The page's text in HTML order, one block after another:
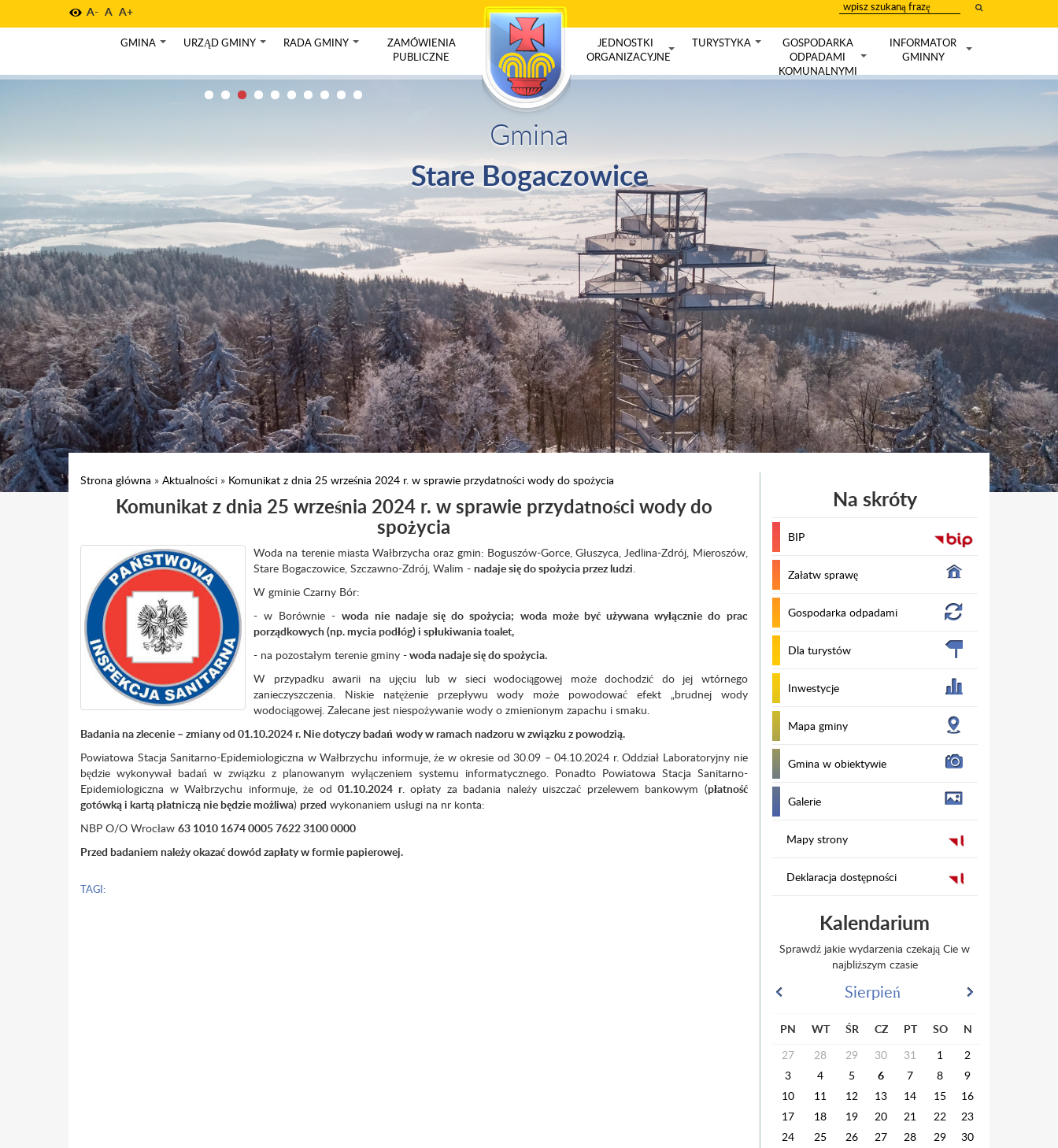
A- A A+
wpisz
szukany
tekst
GMINA URZĄD GMINY RADA GMINY
ZAMÓWIENIA
PUBLICZNE
JEDNOSTKI
ORGANIZACYJNE
TURYSTYKA
GOSPODARKA
ODPADAMI
KOMUNALNYMI
INFORMATOR
GMINNY
Gmina
Stare Bogaczowice
Strona główna » Aktualności » Komunikat z dnia 25 września 2024 r. w sprawie przydatności wody do spożycia
Komunikat z dnia 25 września 2024 r. w sprawie przydatności wody do
spożycia
Woda na terenie miasta Wałbrzycha oraz gmin: Boguszów-Gorce, Głuszyca, Jedlina-Zdrój, Mieroszów,
Stare Bogaczowice, Szczawno-Zdrój, Walim - nadaje się do spożycia przez ludzi.
W gminie Czarny Bór:
- w Borównie - woda nie nadaje się do spożycia; woda może być używana wyłącznie do prac
porządkowych (np. mycia podłóg) i spłukiwania toalet,
- na pozostałym terenie gminy -woda nadaje się do spożycia.
W przypadku awarii na ujęciu lub w sieci wodociągowej może dochodzić do jej wtórnego
zanieczyszczenia. Niskie natężenie przepływu wody może powodować efekt „brudnej wody
wodociągowej. Zalecane jest niespożywanie wody o zmienionym zapachu i smaku.
Badania na zlecenie – zmiany od 01.10.2024 r. Nie dotyczy badań wody w ramach nadzoru w związku z powodzią.
Powiatowa Stacja Sanitarno-Epidemiologiczna w Wałbrzychu informuje, że w okresie od 30.09 – 04.10.2024 r. Oddział Laboratoryjny nie
będzie wykonywał badań w związku z planowanym wyłączeniem systemu informatycznego. Ponadto Powiatowa Stacja Sanitarno-
Epidemiologiczna w Wałbrzychu informuje, że od 01.10.2024 r. opłaty za badania należy uiszczać przelewem bankowym (płatność
gotówką i kartą płatniczą nie będzie możliwa) przed wykonaniem usługi na nr konta:
NBP O/O Wrocław 63 1010 1674 0005 7622 3100 0000
Przed badaniem należy okazać dowód zapłaty w formie papierowej.
TAGI:
Na skróty
BIP
Załatw sprawę
Gospodarka odpadami
Dla turystów
Inwestycje
Mapa gminy
Gmina w obiektywie
Galerie
Mapy strony
Deklaracja dostępności
Kalendarium
Sprawdź jakie wydarzenia czekają Cie w
najbliższym czasie
Sierpień
PN WT ŚR CZ PT SO
N
27
28 29 30 31 1
2
3
4 5 6 7 8
9
10
11 12 13 14 15
16
17
18 19 20 21 22
23
24
25 26 27 28 29
30